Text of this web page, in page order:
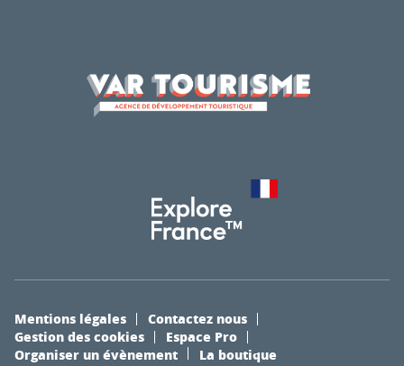
Mentions légales
Contactez nous
Gestion des cookies
Espace Pro
Organiser un évènement
La boutique